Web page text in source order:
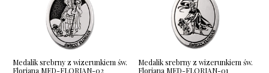
Medalik srebrny z wizerunkiem św.
Floriana MED-FLORIAN-02
Medalik srebrny z wizerunkiem św.
Floriana MED-FLORIAN-01